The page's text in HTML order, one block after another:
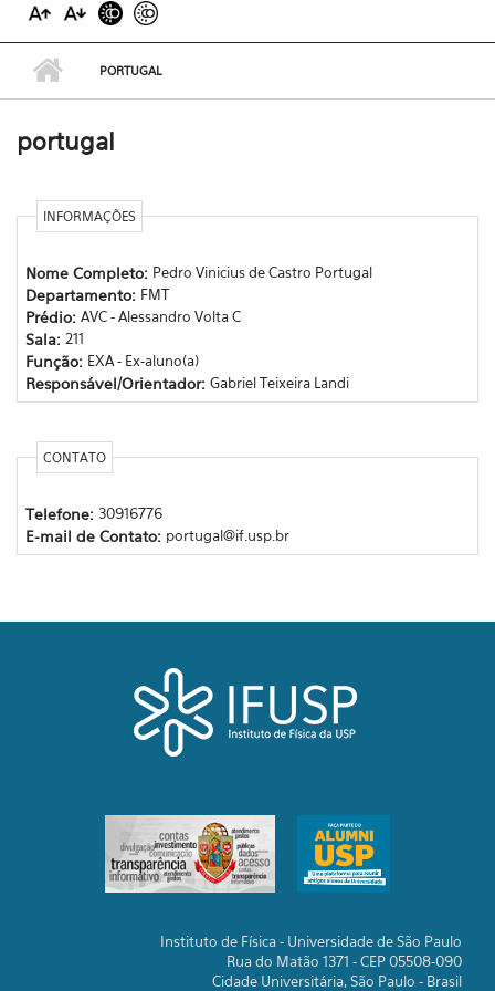
PORTUGAL
portugal
INFORMAÇÕES
Nome Completo: Pedro Vinicius de Castro Portugal
Departamento: FMT
Prédio: AVC - Alessandro Volta C
Sala: 211
Função: EXA - Ex-aluno(a)
Responsável/Orientador: Gabriel Teixeira Landi
CONTATO
Telefone: 30916776
E-mail de Contato: portugal@if.usp.br
Instituto de Física - Universidade de São Paulo
Rua do Matão 1371 - CEP 05508-090
Cidade Universitária, São Paulo - Brasil